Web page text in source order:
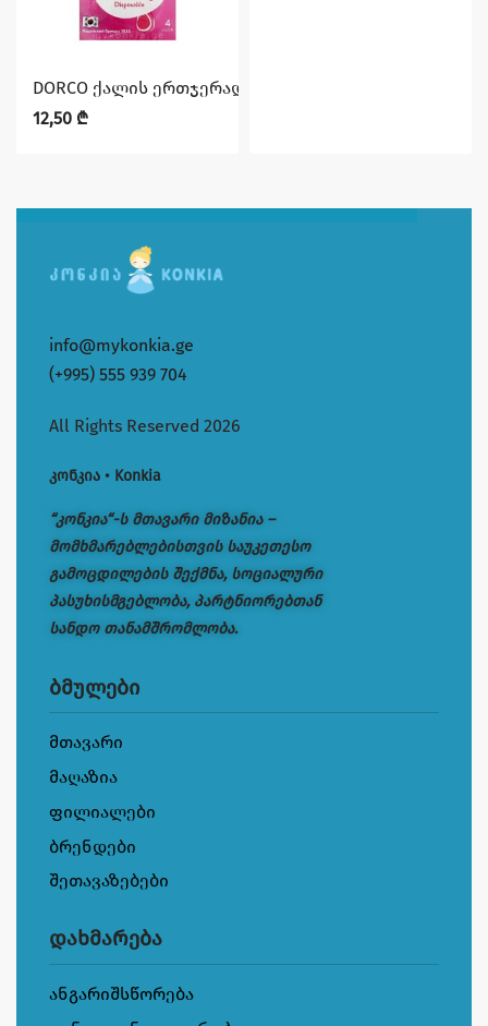
DORCO ქალის ერთჯერადი საპარსი 4 პირ (3+1)
12,50 ₾
info@mykonkia.ge
(+995) 555 939 704
All Rights Reserved 2026
კონკია • Konkia
“კონკია“-ს მთავარი მიზანია –
მომხმარებლებისთვის საუკეთესო
გამოცდილების შექმნა, სოციალური
პასუხისმგებლობა, პარტნიორებთან
სანდო თანამშრომლობა.
ბმულები
მთავარი
მაღაზია
ფილიალები
ბრენდები
შეთავაზებები
დახმარება
ანგარიშსწორება